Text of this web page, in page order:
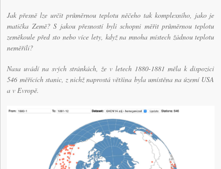
Jak přesně lze určit průměrnou teplotu něčeho tak komplexního, jako je
matička Země? S jakou přesností byli schopni měřit průměrnou teplotu
zeměkoule před sto nebo více lety, když na mnoha místech žádnou teplotu
neměřili?
Nasa uvádí na svých stránkách, že v letech 1880-1881 měla k dispozici
546 měřících stanic, z nichž naprostá většina byla umístěna na území USA
a v Evropě.